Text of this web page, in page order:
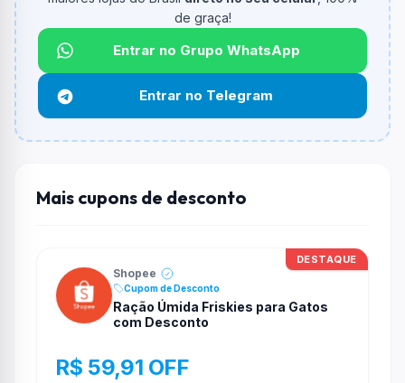
Não informado ou sem limite.
Funciona em qualquer produto?
Não necessariamente. Depende de itens participantes
e alguns vendedores ou produtos especificos podem
não aceitar cupons.
de graça!
Entrar no Grupo WhatsApp
Entrar no Telegram
Mais cupons de desconto
DESTAQUE
Shopee
Cupom de Desconto
Ração Úmida Friskies para Gatos
com Desconto
R$ 59,91 OFF